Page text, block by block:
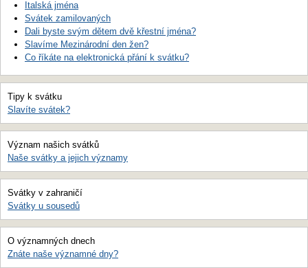
Italská jména
Svátek zamilovaných
Dali byste svým dětem dvě křestní jména?
Slavíme Mezinárodní den žen?
Co říkáte na elektronická přání k svátku?
Tipy k svátku
Slavíte svátek?
Význam našich svátků
Naše svátky a jejich významy
Svátky v zahraničí
Svátky u sousedů
O významných dnech
Znáte naše významné dny?